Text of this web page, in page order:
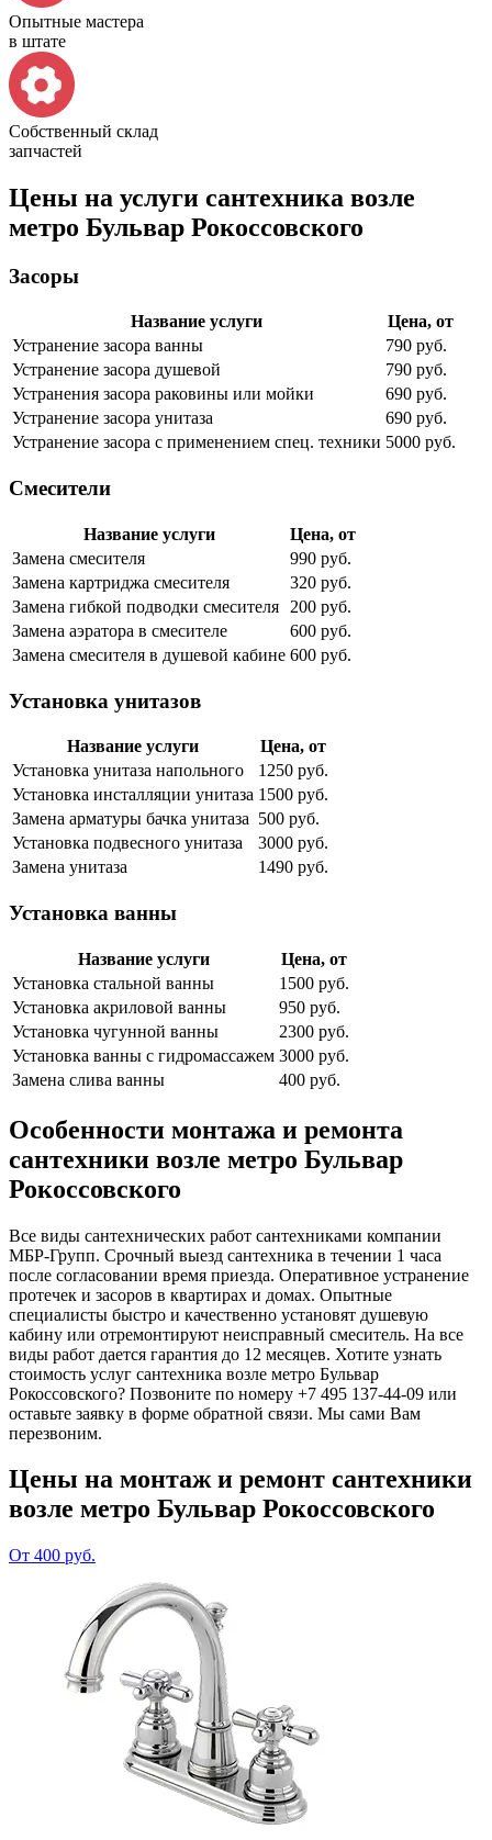
Опытные мастера
в штате
Собственный склад
запчастей
Цены на услуги сантехника возле
метро Бульвар Рокоссовского
Засоры
Название услуги
Цена, от
Устранение засора ванны
790 руб.
Устранение засора душевой
790 руб.
Устранения засора раковины или мойки
690 руб.
Устранение засора унитаза
690 руб.
Устранение засора с применением спец. техники 5000 руб.
Смесители
Название услуги
Цена, от
Замена смесителя
990 руб.
Замена картриджа смесителя
320 руб.
Замена гибкой подводки смесителя
200 руб.
Замена аэратора в смесителе
600 руб.
Замена смесителя в душевой кабине 600 руб.
Установка унитазов
Название услуги
Цена, от
Установка унитаза напольного
1250 руб.
Установка инсталляции унитаза 1500 руб.
Замена арматуры бачка унитаза 500 руб.
Установка подвесного унитаза
3000 руб.
Замена унитаза
1490 руб.
Установка ванны
Название услуги
Цена, от
Установка стальной ванны
1500 руб.
Установка акриловой ванны
950 руб.
Установка чугунной ванны
2300 руб.
Установка ванны с гидромассажем 3000 руб.
Замена слива ванны
400 руб.
Особенности монтажа и ремонта
сантехники возле метро Бульвар
Рокоссовского
Все виды сантехнических работ сантехниками компании
МБР-Групп. Срочный выезд сантехника в течении 1 часа
после согласовании время приезда. Оперативное устранение
протечек и засоров в квартирах и домах. Опытные
специалисты быстро и качественно установят душевую
кабину или отремонтируют неисправный смеситель. На все
виды работ дается гарантия до 12 месяцев. Хотите узнать
стоимость услуг сантехника возле метро Бульвар
Рокоссовского? Позвоните по номеру +7 495 137-44-09 или
оставьте заявку в форме обратной связи. Мы сами Вам
перезвоним.
Цены на монтаж и ремонт сантехники
возле метро Бульвар Рокоссовского
От 400 руб.